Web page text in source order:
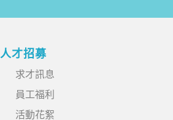
人才招募
求才訊息
員工福利
活動花絮